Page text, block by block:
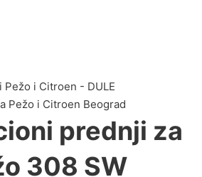
prednji za
308 SW
Pežo i Citroen - DULE
Pežo i Citroen Beograd